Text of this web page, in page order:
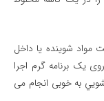
شوینده یا داخل
یک برنامه گرم اجرا
به خوبی انجام می